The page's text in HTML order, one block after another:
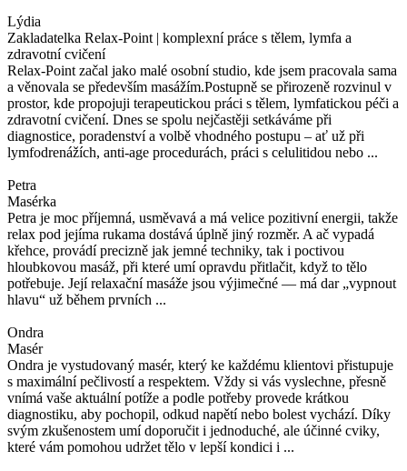
Lýdia
Zakladatelka Relax-Point | komplexní práce s tělem, lymfa a
zdravotní cvičení
Relax-Point začal jako malé osobní studio, kde jsem pracovala sama
a věnovala se především masážím.Postupně se přirozeně rozvinul v
prostor, kde propojuji terapeutickou práci s tělem, lymfatickou péči a
zdravotní cvičení. Dnes se spolu nejčastěji setkáváme při
diagnostice, poradenství a volbě vhodného postupu – ať už při
lymfodrenážích, anti-age procedurách, práci s celulitidou nebo ...
Petra
Masérka
Petra je moc příjemná, usměvavá a má velice pozitivní energii, takže
relax pod jejíma rukama dostává úplně jiný rozměr. A ač vypadá
křehce, provádí precizně jak jemné techniky, tak i poctivou
hloubkovou masáž, při které umí opravdu přitlačit, když to tělo
potřebuje. Její relaxační masáže jsou výjimečné — má dar „vypnout
hlavu“ už během prvních ...
Ondra
Masér
Ondra je vystudovaný masér, který ke každému klientovi přistupuje
s maximální pečlivostí a respektem. Vždy si vás vyslechne, přesně
vnímá vaše aktuální potíže a podle potřeby provede krátkou
diagnostiku, aby pochopil, odkud napětí nebo bolest vychází. Díky
svým zkušenostem umí doporučit i jednoduché, ale účinné cviky,
které vám pomohou udržet tělo v lepší kondici i ...